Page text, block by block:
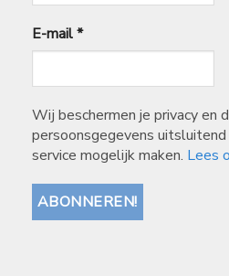
E-mail*
Wij beschermen je privacy en
persoonsgegevens
service mogelijk maken. Lees